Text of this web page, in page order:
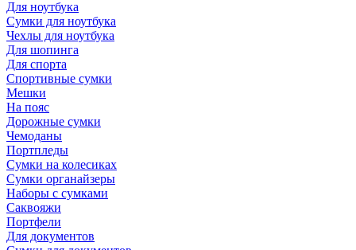
Для ноутбука
Сумки для ноутбука
Чехлы для ноутбука
Для шопинга
Для спорта
Спортивные сумки
Мешки
На пояс
Дорожные сумки
Чемоданы
Портпледы
Сумки на колесиках
Сумки органайзеры
Наборы с сумками
Саквояжи
Портфели
Для документов